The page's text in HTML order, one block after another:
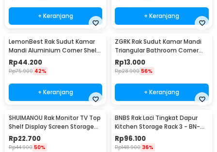
+ Keranjang + Keranjang
LemonBest Rak Sudut Kamar
Mandi Aluminium Corner Shelf
Rack 2 Layers - G48
Rp44.200
Rp75.900 42%
+ Keranjang
ZGRK Rak Sudut Kamar Mandi
Triangular Bathroom Corner
Shelf Plastik - ST145
Rp13.000
Rp28.900 56%
+ Keranjang
SHUIMANOU Rak Monitor TV Top
Shelf Display Screen Storage
Desk Riser - G255
Rp22.700
Rp44.900 50%
BNBS Rak Laci Tingkat Dapur
Kitchen Storage Rack 3 - BN-
2713 / BN-2714
Rp96.100
Rp148.900 36%